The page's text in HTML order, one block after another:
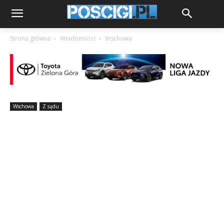
Strona główna Wiadomości Wschowa
Wschowa Z sądu